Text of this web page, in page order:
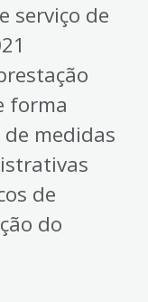
serviço de
forma
de medidas
de
do